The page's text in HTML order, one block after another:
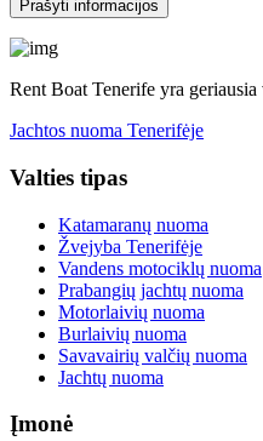
Prašyti informacijos
Rent Boat Tenerife yra
Jachtos nuoma Tenerifėje
Valties tipas
Katamaranų nuoma
Žvejyba Tenerifėje
Vandens motociklų nuoma
Prabangių jachtų nuoma
Motorlaivių nuoma
Burlaivių nuoma
Savavairių valčių nuoma
Jachtų nuoma
Įmonė